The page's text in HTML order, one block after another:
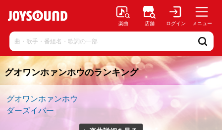
楽曲 店舗 ログイン メニュー
グオワンホァンホウのランキング
グオワンホァンホウ
ダーズイバー